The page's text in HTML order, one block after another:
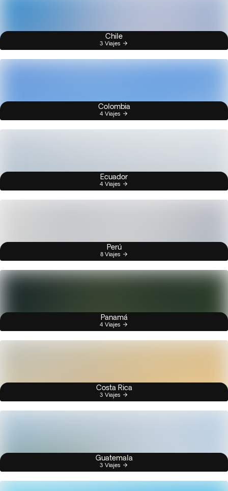
Chile
3 Viajes
Colombia
4 Viajes
Ecuador
4 Viajes
Perú
8 Viajes
Panamá
4 Viajes
Costa Rica
3 Viajes
Guatemala
3 Viajes